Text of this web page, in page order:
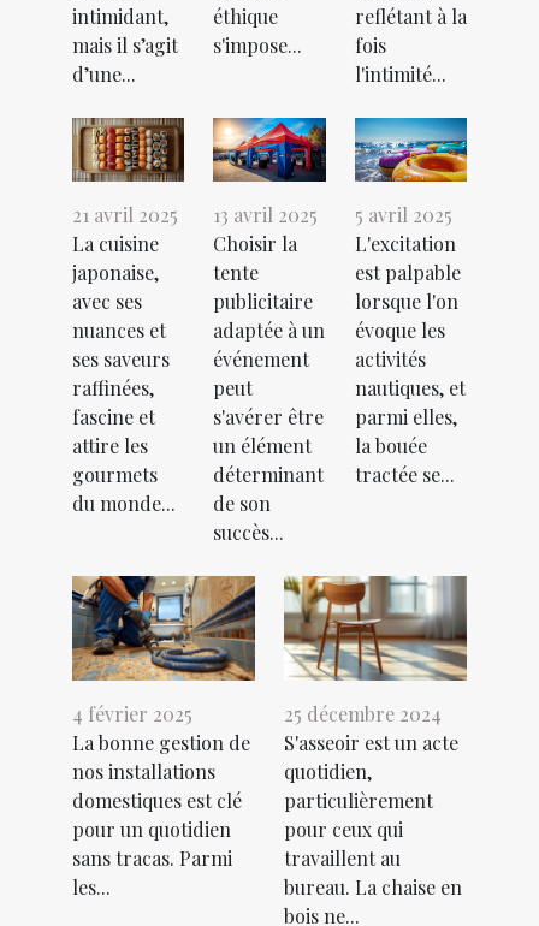
intimidant,
mais il s’agit
d’une...
éthique
s'impose...
reflétant à la
fois
l'intimité...
21 avril 2025
La cuisine
japonaise,
avec ses
nuances et
ses saveurs
raffinées,
fascine et
attire les
gourmets
du monde...
13 avril 2025
Choisir la
tente
publicitaire
adaptée à un
événement
peut
s'avérer être
un élément
déterminant
de son
succès...
5 avril 2025
L'excitation
est palpable
lorsque l'on
évoque les
activités
nautiques, et
parmi elles,
la bouée
tractée se...
4 février 2025
La bonne gestion de
nos installations
domestiques est clé
pour un quotidien
sans tracas. Parmi
les...
25 décembre 2024
S'asseoir est un acte
quotidien,
particulièrement
pour ceux qui
travaillent au
bureau. La chaise en
bois ne...